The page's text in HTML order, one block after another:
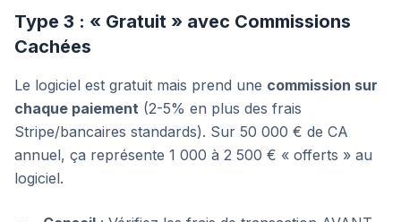
Type 3 : « Gratuit » avec Commissions
Cachées
Le logiciel est gratuit mais prend une commission sur
chaque paiement (2-5% en plus des frais
Stripe/bancaires standards). Sur 50 000 € de CA
annuel, ça représente 1 000 à 2 500 € « offerts » au
logiciel.